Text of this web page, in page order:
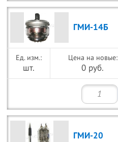
ГМИ-14Б
шт.
Цена на новые:
0 руб.
ГМИ-20